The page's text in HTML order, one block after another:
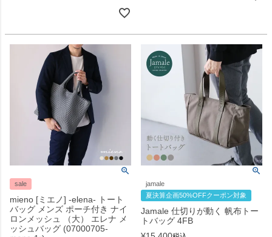
sale
mieno [ミエノ] -elena- トート
バッグ メンズ ポーチ付き ナイ
ロンメッシュ （大） エレナ メ
ッシュバッグ (07000705-
jamale
夏決算企画50%OFFクーポン対象
Jamale 仕切りが動く 帆布トー
トバッグ 4FB